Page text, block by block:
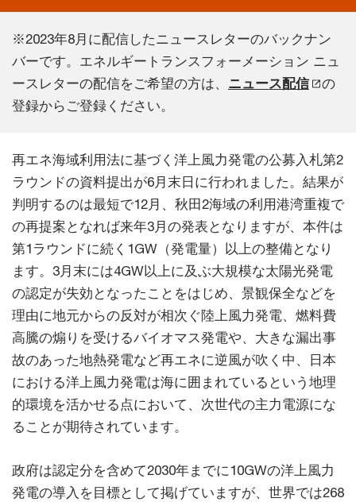
※2023年8月に配信したニュースレターのバックナン
バーです。エネルギートランスフォーメーション ニュ
ースレターの配信をご希望の方は、 ニュース配信
の
登録からご登録ください。
再エネ海域利用法に基づく洋上風力発電の公募入札第2
ラウンドの資料提出が6月末日に行われました。結果が
判明するのは最短で12月、秋田2海域の利用港湾重複で
の再提案となれば来年3月の発表となりますが、本件は
第1ラウンドに続く1GW（発電量）以上の整備となり
ます。3月末には4GW以上に及ぶ大規模な太陽光発電
の認定が失効となったことをはじめ、景観保全などを
理由に地元からの反対が相次ぐ陸上風力発電、燃料費
高騰の煽りを受けるバイオマス発電や、大きな漏出事
故のあった地熱発電など再エネに逆風が吹く中、日本
における洋上風力発電は海に囲まれているという地理
的環境を活かせる点において、次世代の主力電源にな
ることが期待されています。
政府は認定分を含めて2030年までに10GWの洋上風力
発電の導入を目標として掲げていますが、世界では268